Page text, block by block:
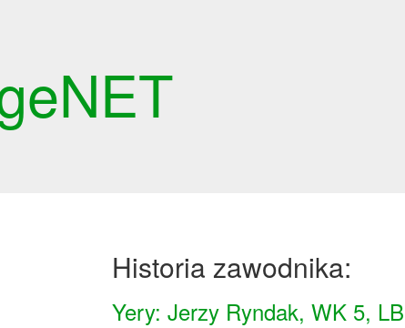
Historia zawodnika:
Yery: Jerzy Ryndak, WK 5, LB